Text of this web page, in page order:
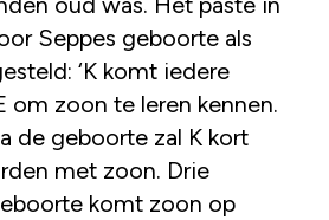
Seppes geboorte als
‘K komt iedere
om zoon te leren kennen.
de geboorte zal K kort
met zoon. Drie
komt zoon op